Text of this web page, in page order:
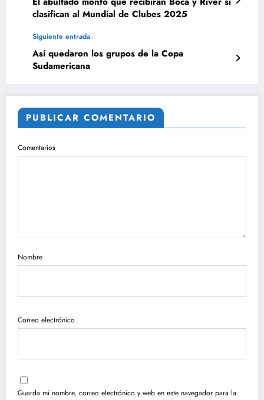
clasifican al Mundial de Clubes 2025
Siguiente entrada
Así quedaron los grupos de la Copa
Sudamericana
PUBLICAR COMENTARIO
Comentarios
Nombre
Correo electrónico
Guarda mi nombre, correo electrónico y web en este navegador para la